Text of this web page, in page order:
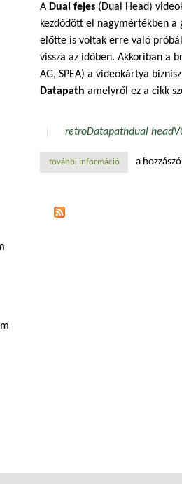
A Dual fejes (Dual Head)
kezdődött el nagymértékben
előtte is voltak erre való
vissza az időben. Akkoriban a
AG, SPEA) a videokártya
Datapath amelyről ez a cikk
retroDatapathdual head
további információretró: két
a